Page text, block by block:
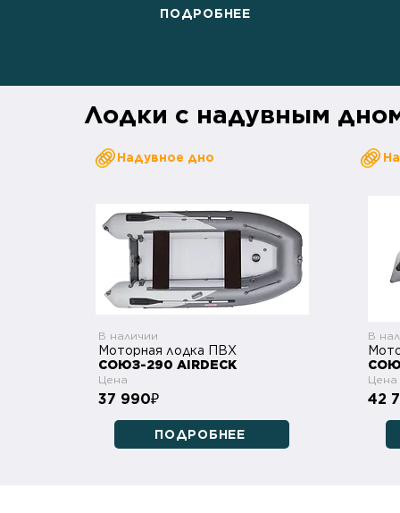
ПОДРОБНЕЕ
Лодки с надувным
Надувное дно
В наличии
Моторная лодка ПВХ
СОЮЗ-290 AIRDECK
Цена
37 990₽
ПОДРОБНЕЕ
В
Цена
42